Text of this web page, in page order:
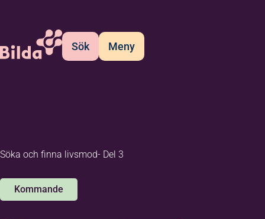
Sök Meny
Söka och finna livsmod- Del 3
Kommande